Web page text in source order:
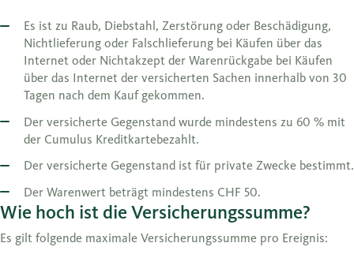
Es ist zu Raub, Diebstahl, Zerstörung oder Beschädigung,
Nichtlieferung oder Falschlieferung bei Käufen über das
Internet oder Nichtakzept der Warenrückgabe bei Käufen
über das Internet der versicherten Sachen innerhalb von 30
Tagen nach dem Kauf gekommen.
Der versicherte Gegenstand wurde mindestens zu 60 % mit
der Cumulus Kreditkartebezahlt.
Der versicherte Gegenstand ist für private Zwecke bestimmt.
Der Warenwert beträgt mindestens CHF 50.
Wie hoch ist die Versicherungssumme?
Es gilt folgende maximale Versicherungssumme pro Ereignis: